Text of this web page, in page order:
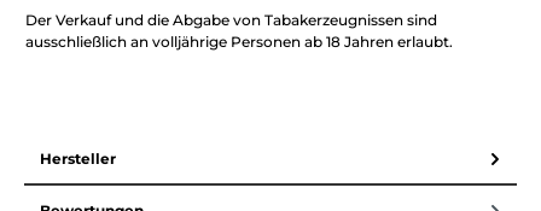
Der Verkauf und die Abgabe von Tabakerzeugnissen sind
ausschließlich an volljährige Personen ab 18 Jahren erlaubt.
Hersteller